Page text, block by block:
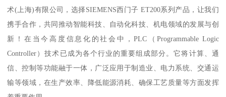
术(上海)有限公司，选择SIEMENS西门子 ET200系列产品，让我们
携手合作，共同推动智能科技、自动化科技、机电领域的发展与创
新！在当今高度信息化的社会中，PLC（Programmable Logic
Controller）技术已成为各个行业的重要组成部分。它将计算、通
信、控制等功能融于一体，广泛应用于制造业、电力系统、交通运
输等领域，在生产效率、降低能源消耗、确保工艺质量等方面发挥